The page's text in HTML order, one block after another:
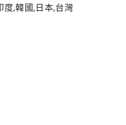
度,韓國,日本,台灣